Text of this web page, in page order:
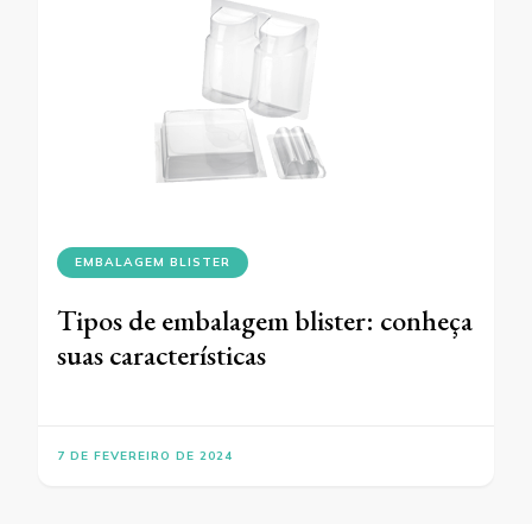
EMBALAGEM BLISTER
Tipos de embalagem blister: conheça
suas características
7 DE FEVEREIRO DE 2024